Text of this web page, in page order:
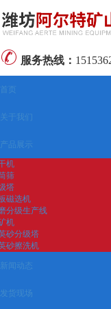
服务热线：
首页
关于我们
产品展示
机
筛
塔
磁选机
分级生产线
机
砂分级塔
砂擦洗机
新闻动态
发货现场